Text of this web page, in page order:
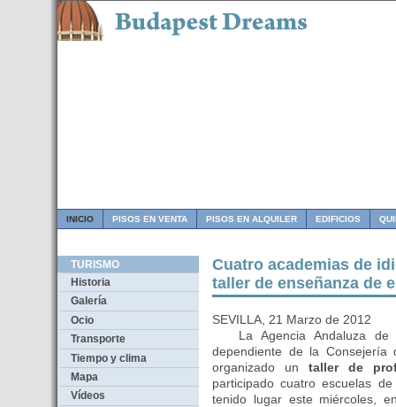
INICIO PISOS EN VENTA PISOS EN ALQUILER EDIFICIOS
TURISMO
Historia
Galería
Ocio
Transporte
Tiempo y clima
Mapa
Vídeos
Cuatro academias de
taller de enseñanza de
SEVILLA, 21 Marzo de 2012
La Agencia Andaluza de
dependiente de la Consejería
organizado un taller de
participado cuatro escuelas
tenido lugar este miércoles,